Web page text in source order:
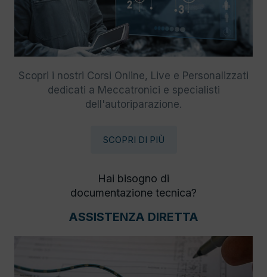
Scopri i nostri Corsi Online, Live e Personalizzati
dedicati a Meccatronici e specialisti
dell'autoriparazione.
SCOPRI DI PIÙ
Hai bisogno di
documentazione tecnica?
ASSISTENZA DIRETTA